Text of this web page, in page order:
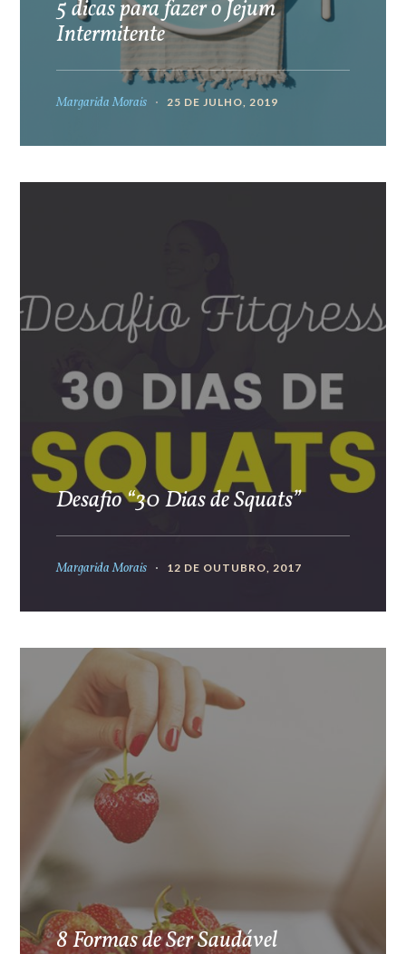
5 dicas para fazer o Jejum
Intermitente
Margarida Morais 25 DE JULHO, 2019
Desafio “30 Dias de Squats”
Margarida Morais 12 DE OUTUBRO, 2017
8 Formas de Ser Saudável